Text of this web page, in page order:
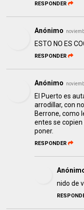
RESPONDER
Anónimo
ESTO NO ES
RESPONDER
Anónimo
El Puerto es
arrodillar, con
Berrone, como
entes se
poner.
RESPONDER
nido de